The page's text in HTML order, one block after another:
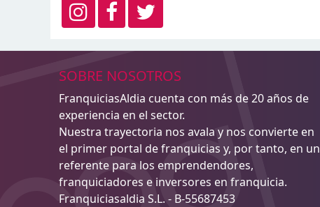
SOBRE NOSOTROS
FranquiciasAldia cuenta con más de 20 años de
experiencia en el sector.
Nuestra trayectoria nos avala y nos convierte en
el primer portal de franquicias y, por tanto, en un
referente para los emprendendores,
franquiciadores e inversores en franquicia.
Franquiciasaldia S.L. - B-55687453